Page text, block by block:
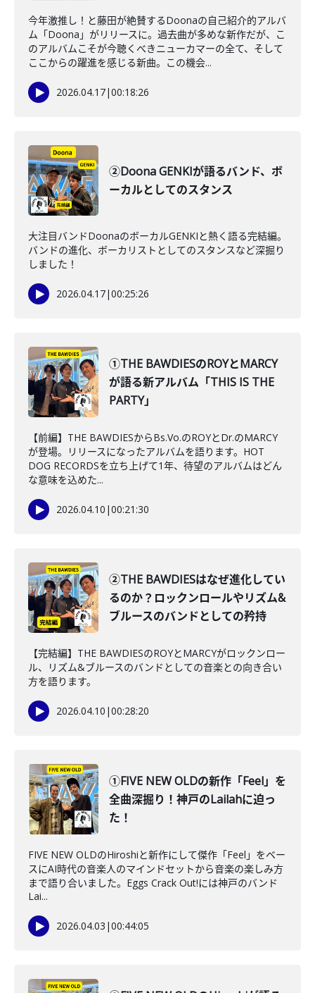
今年激推し！と藤田が絶賛するDoonaの自己紹介的アルバ
ム「Doona」がリリースに。過去曲が多めな新作だが、こ
のアルバムこそが今聴くべきニューカマーの全て、そして
ここからの躍進を感じる新曲。この機会...
2026.04.17|00:18:26
②Doona GENKIが語るバンド、ボ
ーカルとしてのスタンス
大注目バンドDoonaのボーカルGENKIと熱く語る完結編。
バンドの進化、ボーカリストとしてのスタンスなど深掘り
しました！
2026.04.17|00:25:26
①THE BAWDIESのROYとMARCY
が語る新アルバム「THIS IS THE
PARTY」
【前編】THE BAWDIESからBs.Vo.のROYとDr.のMARCY
が登場。リリースになったアルバムを語ります。HOT
DOG RECORDSを立ち上げて1年、待望のアルバムはどん
な意味を込めた...
2026.04.10 |00:21:30
②THE BAWDIESはなぜ進化してい
るのか？ロックンロールやリズム&
ブルースのバンドとしての矜持
【完結編】THE BAWDIESのROYとMARCYがロックンロー
ル、リズム&ブルースのバンドとしての音楽との向き合い
方を語ります。
2026.04.10 |00:28:20
①FIVE NEW OLDの新作「Feel」を
全曲深掘り！神戸のLailahに迫っ
た！
FIVE NEW OLDのHiroshiと新作にして傑作「Feel」をベー
スにAI時代の音楽人のマインドセットから音楽の楽しみ方
まで語り合いました。Eggs Crack Out!には神戸のバンド
Lai...
2026.04.03 |00:44:05